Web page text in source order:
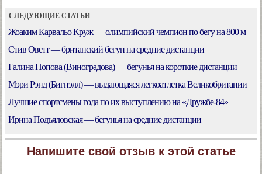
СЛЕДУЮЩИЕ СТАТЬИ
Жоаким Карвальо Круж — олимпийский чемпион по бегу на 800 м
Стив Оветт — британский бегун на средние дистанции
Галина Попова (Виноградова) — бегунья на короткие дистанции
Мэри Рэнд (Бигнэлл) — выдающаяся легкоатлетка Великобритании
Лучшие спортсмены года по их выступлению на «Дружбе-84»
Ирина Подъяловская — бегунья на средние дистанции
Напишите свой отзыв к этой статье